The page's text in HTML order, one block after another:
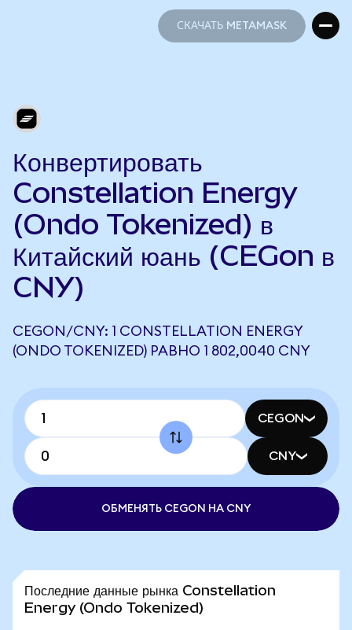
СКАЧАТЬ METAMASK
Конвертировать
Constellation Energy
(Ondo Tokenized) в
Китайский юань (CEGon в
CNY)
CEGON/CNY: 1 CONSTELLATION ENERGY
(ONDO TOKENIZED) РАВНО 1 802,0040 CNY
CEGON
CNY
ОБМЕНЯТЬ CEGON НА CNY
Последние данные рынка Constellation
Energy (Ondo Tokenized)